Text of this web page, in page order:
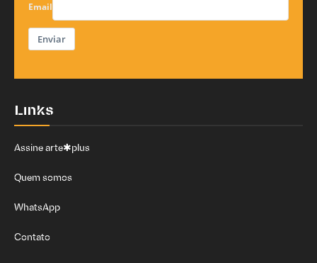
Email
Enviar
Links
Assine arte✱plus
Quem somos
WhatsApp
Contato